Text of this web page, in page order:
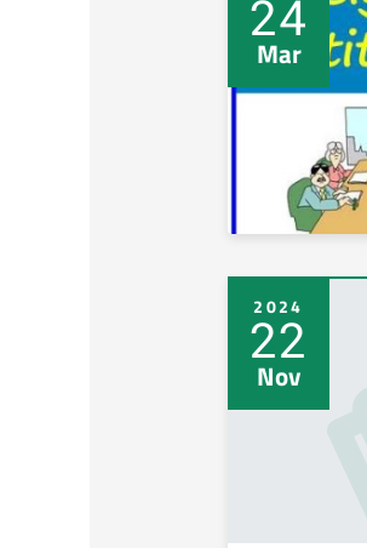
24
Mar
2024
22
Nov